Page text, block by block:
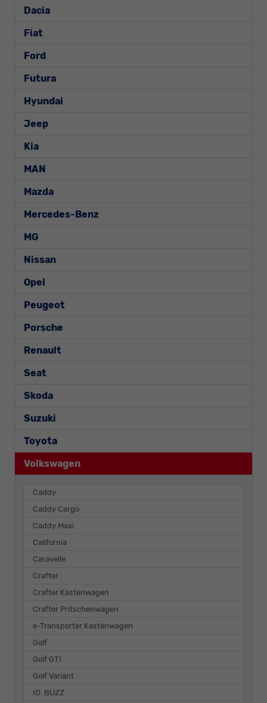
Dacia
Fiat
Ford
Futura
Hyundai
Jeep
Kia
MAN
Mazda
Mercedes-Benz
MG
Nissan
Opel
Peugeot
Porsche
Renault
Seat
Skoda
Suzuki
Toyota
Volkswagen
Caddy
Caddy Cargo
Caddy Maxi
California
Caravelle
Crafter
Crafter Kastenwagen
Crafter Pritschenwagen
e-Transporter Kastenwagen
Golf
Golf GTI
Golf Variant
ID. BUZZ